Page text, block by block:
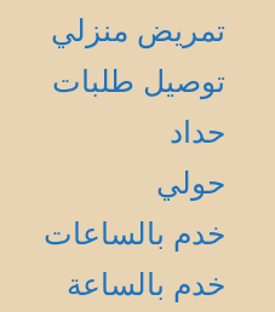
تمريض منزلي
توصيل طلبات
حداد
حولي
خدم بالساعات
خدم بالساعة